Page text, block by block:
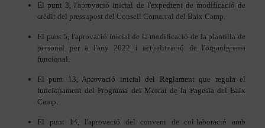
El punt 3, l'aprovació inicial de l'expedient de modificació de
crèdit del pressupost del Consell Comarcal del Baix Camp.
El punt 5, l'aprovació inicial de la modificació de la plantilla de
personal per a l'any 2022 i actualització de l'organigrama
funcional.
El punt 13, Aprovació inicial del Reglament que regula el
funcionament del Programa del Mercat de la Pagesia del Baix
Camp.
El punt 14, l'aprovació del conveni de col·laboració amb